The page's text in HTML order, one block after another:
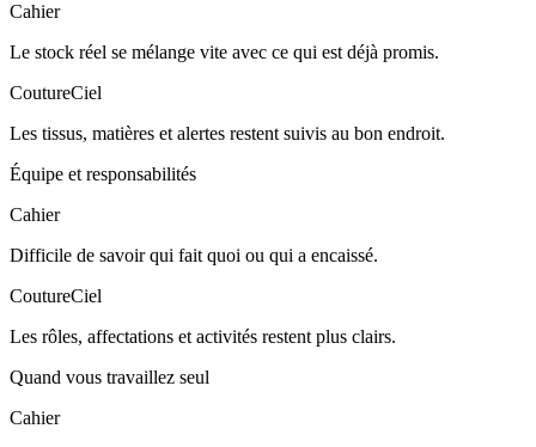
Cahier
Le stock réel se mélange vite avec ce qui est déjà promis.
CoutureCiel
Les tissus, matières et alertes restent suivis au bon endroit.
Équipe et responsabilités
Cahier
Difficile de savoir qui fait quoi ou qui a encaissé.
CoutureCiel
Les rôles, affectations et activités restent plus clairs.
Quand vous travaillez seul
Cahier